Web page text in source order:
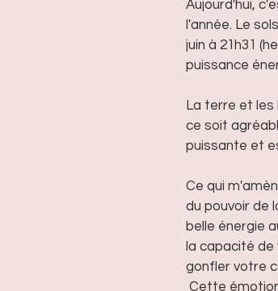
Aujourd'hui,
l'année. Le
juin à 21h31
puissance
La terre et les
ce soit
puissante et
Ce qui
du pouvoir de
belle énergie
la capacité de
gonfler votre
Cette